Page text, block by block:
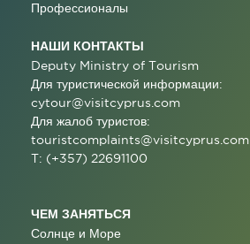
Профессионалы
НАШИ КОНТАКТЫ
Deputy Ministry of Tourism
Для туристической информации:
cytour@visitcyprus.com
Для жалоб туристов:
touristcomplaints@visitcyprus.com
T: (+357) 22691100
ЧЕМ ЗАНЯТЬСЯ
Солнце и Море